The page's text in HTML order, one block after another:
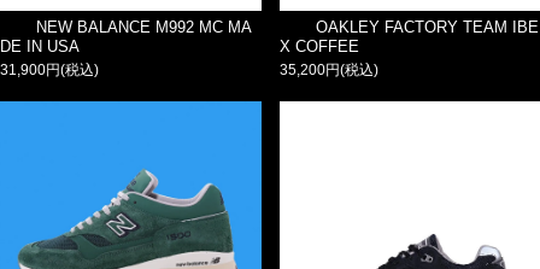
NEW BALANCE M992 MC MA
DE IN USA
31,900円(税込)
OAKLEY FACTORY TEAM IBE
X COFFEE
35,200円(税込)